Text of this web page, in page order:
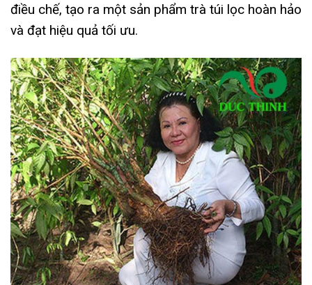
điều chế, tạo ra một sản phẩm trà túi lọc hoàn hảo
và đạt hiệu quả tối ưu.